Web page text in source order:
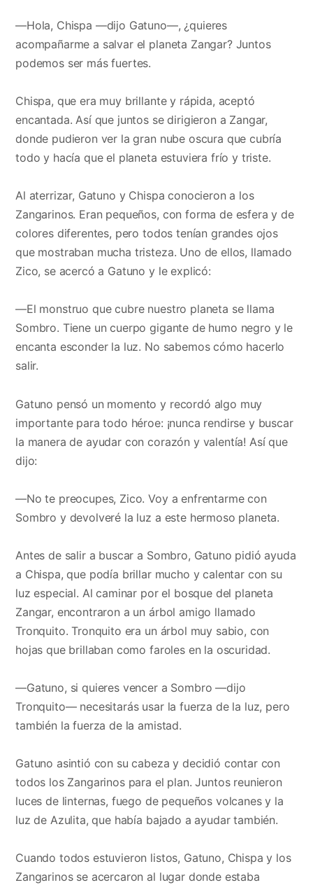
—Hola, Chispa —dijo Gatuno—, ¿quieres
acompañarme a salvar el planeta Zangar? Juntos
podemos ser más fuertes.
Chispa, que era muy brillante y rápida, aceptó
encantada. Así que juntos se dirigieron a Zangar,
donde pudieron ver la gran nube oscura que cubría
todo y hacía que el planeta estuviera frío y triste.
Al aterrizar, Gatuno y Chispa conocieron a los
Zangarinos. Eran pequeños, con forma de esfera y de
colores diferentes, pero todos tenían grandes ojos
que mostraban mucha tristeza. Uno de ellos, llamado
Zico, se acercó a Gatuno y le explicó:
—El monstruo que cubre nuestro planeta se llama
Sombro. Tiene un cuerpo gigante de humo negro y le
encanta esconder la luz. No sabemos cómo hacerlo
salir.
Gatuno pensó un momento y recordó algo muy
importante para todo héroe: ¡nunca rendirse y buscar
la manera de ayudar con corazón y valentía! Así que
dijo:
—No te preocupes, Zico. Voy a enfrentarme con
Sombro y devolveré la luz a este hermoso planeta.
Antes de salir a buscar a Sombro, Gatuno pidió ayuda
a Chispa, que podía brillar mucho y calentar con su
luz especial. Al caminar por el bosque del planeta
Zangar, encontraron a un árbol amigo llamado
Tronquito. Tronquito era un árbol muy sabio, con
hojas que brillaban como faroles en la oscuridad.
—Gatuno, si quieres vencer a Sombro —dijo
Tronquito— necesitarás usar la fuerza de la luz, pero
también la fuerza de la amistad.
Gatuno asintió con su cabeza y decidió contar con
todos los Zangarinos para el plan. Juntos reunieron
luces de linternas, fuego de pequeños volcanes y la
luz de Azulita, que había bajado a ayudar también.
Cuando todos estuvieron listos, Gatuno, Chispa y los
Zangarinos se acercaron al lugar donde estaba